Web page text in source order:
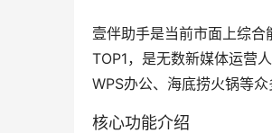
壹伴助手是当前市面上综
TOP1，是无数新媒体运营
WPS办公、海底捞火锅等
核心功能介绍